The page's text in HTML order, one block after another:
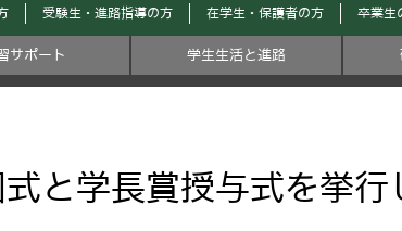
受験生・進路指導の方 在学生・保護者の方 卒業生
サポート 学生生活と進路
と学長賞授与式を挙行